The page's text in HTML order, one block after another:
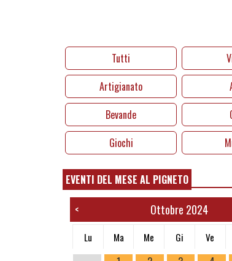
Tutti
Artigianato
Bevande
Giochi
EVENTI DEL MESE AL PIGNETO
< Ottobre 2024
Lu Ma Me Gi Ve